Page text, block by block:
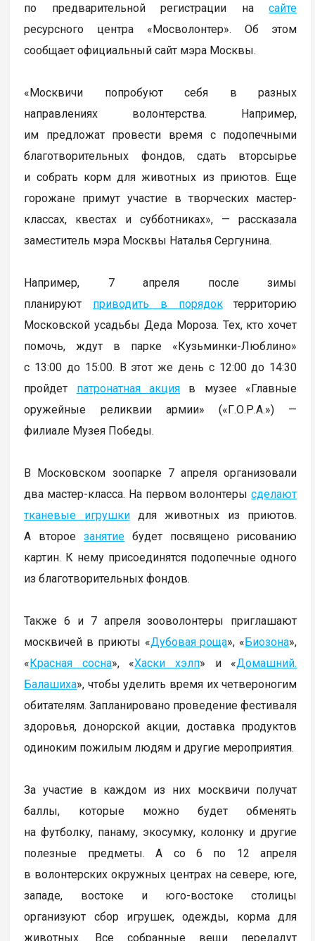
по предварительной регистрации насайте
ресурсного центра «Мосволонтер». Об этом
сообщает официальный сайт мэра Москвы.
«Москвичи попробуют себя в разных
направлениях волонтерства. Например,
им предложат провести время с подопечными
благотворительных фондов, сдать вторсырье
и собрать корм для животных из приютов. Еще
горожане примут участие в творческих мастер-
классах, квестах и субботниках», — рассказала
заместитель мэра Москвы Наталья Сергунина.
Например, 7 апреля после зимы
планируют приводить в порядоктерриторию
Московской усадьбы Деда Мороза. Тех, кто хочет
помочь, ждут в парке «Кузьминки-Люблино»
с 13:00 до 15:00. В этот же день с 12:00 до 14:30
пройдет патронатная акция в музее «Главные
оружейные реликвии армии» («Г.О.Р.А.») —
филиале Музея Победы.
В Московском зоопарке 7 апреля организовали
два мастер-класса. На первом волонтерысделают
тканевые игрушкидля животных из приютов.
А второезанятие будет посвящено рисованию
картин. К нему присоединятся подопечные одного
из благотворительных фондов.
Также 6 и 7 апреля зооволонтеры приглашают
москвичей в приюты «Дубовая роща», «Биозона»,
«Красная сосна», «Хаски хэлп» и «Домашний.
Балашиха», чтобы уделить время их четвероногим
обитателям. Запланировано проведение фестиваля
здоровья, донорской акции, доставка продуктов
одиноким пожилым людям и другие мероприятия.
За участие в каждом из них москвичи получат
баллы, которые можно будет обменять
на футболку, панаму, экосумку, колонку и другие
полезные предметы. А со 6 по 12 апреля
в волонтерских окружных центрах на севере, юге,
западе, востоке и юго-востоке столицы
организуют сбор игрушек, одежды, корма для
животных. Все собранные вещи передадут